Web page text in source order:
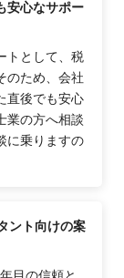
安心なサポー
トとして、税
のため、会社
直後でも安心
業の方へ相談
に乗りますの
ント向けの案